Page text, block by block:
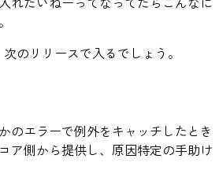
のリリースで入るでしょう。
のエラーで例外をキャッチしたとき
ア側から提供し、原因特定の手助け